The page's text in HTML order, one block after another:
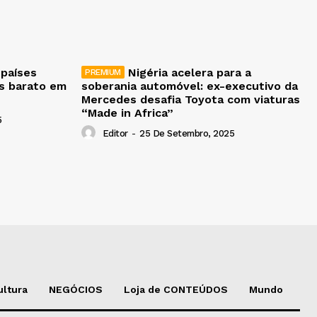
barato em
Nigéria acelera para a
soberania automóvel: ex-executivo da
Mercedes desafia Toyota com viaturas
“Made in Africa”
Editor - 25 De Setembro, 2025
NEGÓCIOS Loja de CONTEÚDOS Mundo